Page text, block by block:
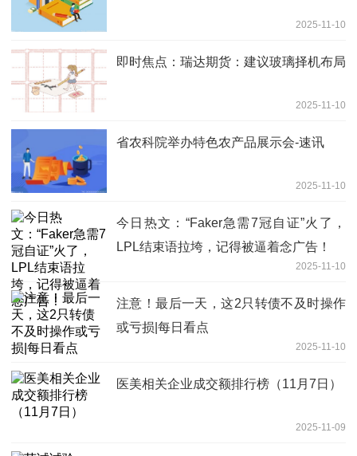
2025-11-10
即时焦点：瑞达期货：建议玻璃择机布局
2025-11-10
省农科院举办特色农产品展示会-速讯
2025-11-10
今日热文：“Faker急需7冠自证”火了，
LPL结束语拉垮，记得被逼着念广告！
2025-11-10
注意！最后一天，这2只转债不及时操作
或亏损|每日看点
2025-11-10
医美相关企业成交额排行榜（11月7日）
2025-11-09